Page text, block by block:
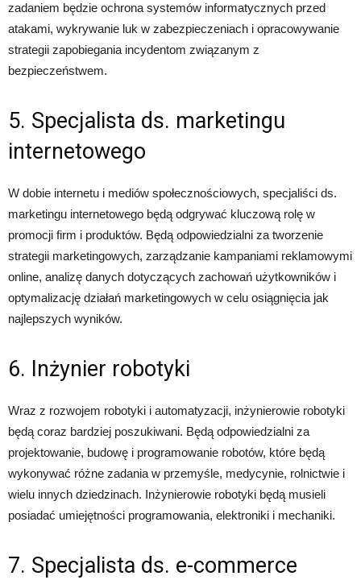
zadaniem będzie ochrona systemów informatycznych przed
atakami, wykrywanie luk w zabezpieczeniach i opracowywanie
strategii zapobiegania incydentom związanym z
bezpieczeństwem.
5. Specjalista ds. marketingu
internetowego
W dobie internetu i mediów społecznościowych, specjaliści ds.
marketingu internetowego będą odgrywać kluczową rolę w
promocji firm i produktów. Będą odpowiedzialni za tworzenie
strategii marketingowych, zarządzanie kampaniami reklamowymi
online, analizę danych dotyczących zachowań użytkowników i
optymalizację działań marketingowych w celu osiągnięcia jak
najlepszych wyników.
6. Inżynier robotyki
Wraz z rozwojem robotyki i automatyzacji, inżynierowie robotyki
będą coraz bardziej poszukiwani. Będą odpowiedzialni za
projektowanie, budowę i programowanie robotów, które będą
wykonywać różne zadania w przemyśle, medycynie, rolnictwie i
wielu innych dziedzinach. Inżynierowie robotyki będą musieli
posiadać umiejętności programowania, elektroniki i mechaniki.
7. Specjalista ds. e-commerce